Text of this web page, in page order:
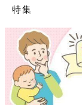
特集